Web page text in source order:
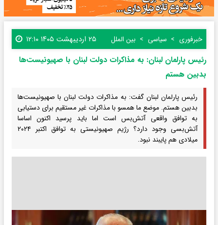
خبرفوری سیاسی بین الملل ۲۵ اردیبهشت ۱۴۰۵ ۱۲:۱۰
رئیس پارلمان لبنان: به مذاکرات دولت لبنان با صهیونیست‌ها
بدبین هستم
رئیس پارلمان لبنان گفت: به مذاکرات دولت لبنان با صهیونیست‌ها
بدبین هستم. موضع ما همسو با مذاکرات غیر مستقیم برای دستیابی
به توافق واقعی آتش‌بس است اما باید پرسید اکنون اساسا
آتش‌بسی وجود دارد؟ رژیم صهیونیستی به توافق اکتبر ۲۰۲۴
میلادی هم پایبند نبود.